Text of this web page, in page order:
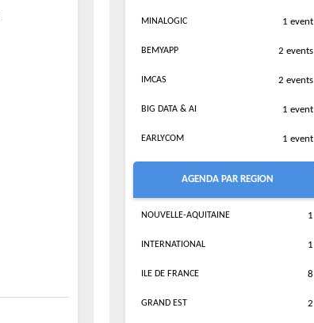
MINALOGIC 1 event
BEMYAPP 2 events
IMCAS 2 events
BIG DATA & AI 1 event
EARLYCOM 1 event
AGENDA PAR REGION
NOUVELLE-AQUITAINE 1
INTERNATIONAL 1
ILE DE FRANCE 8
GRAND EST 2